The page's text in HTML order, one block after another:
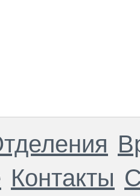
Контакты